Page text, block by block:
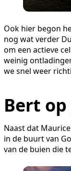
Ook hier begon
nog wat verder
om een actieve
weinig
we snel weer
Bert
Naast dat
in de buurt van
van de buien die